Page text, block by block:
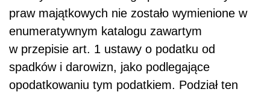
praw majątkowych nie zostało wymienione w
enumeratywnym katalogu zawartym
w przepisie art. 1 ustawy o podatku od
spadków i darowizn, jako podlegające
opodatkowaniu tym podatkiem. Podział ten